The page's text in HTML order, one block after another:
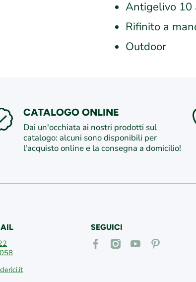
Antigelivo 10
Rifinito a
Outdoor
CATALOGO ONLINE
Dai un'occhiata ai nostri prodotti sul
catalogo: alcuni sono disponibili per
l'acquisto online e la consegna a domicilio!
SEGUICI
facebookcom/vivaifederici
instagramcom/vivaifederici/
youtubecom/